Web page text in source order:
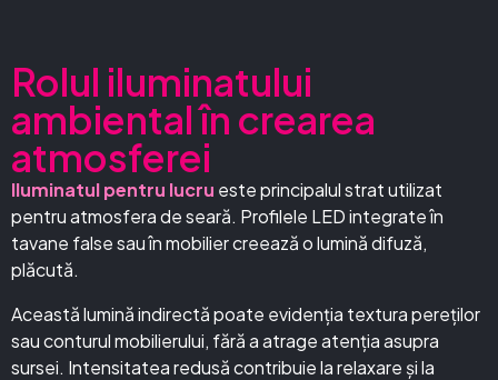
Rolul iluminatului
ambiental în crearea
atmosferei
Iluminatul pentru lucru este principalul strat utilizat
pentru atmosfera de seară. Profilele LED integrate în
tavane false sau în mobilier creează o lumină difuză,
plăcută.
Această lumină indirectă poate evidenția textura pereților
sau conturul mobilierului, fără a atrage atenția asupra
sursei. Intensitatea redusă contribuie la relaxare și la